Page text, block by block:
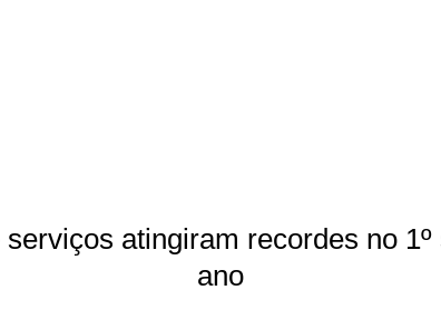
atingiram recordes no
ano